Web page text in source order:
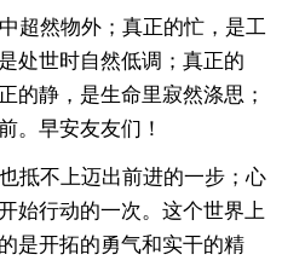
超然物外；真正的忙，是工
处世时自然低调；真正的
的静，是生命里寂然涤思；
。早安友友们！
抵不上迈出前进的一步；心
始行动的一次。这个世界上
是开拓的勇气和实干的精